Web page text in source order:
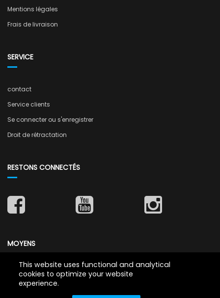
Mentions légales
Frais de livraison
SERVICE
contact
Service clients
Se connecter ou s'enregistrer
Droit de rétractation
RESTONS CONNECTÉS
MOYENS
This website uses functional and analytical
cookies to optimize your website
experience.